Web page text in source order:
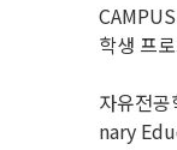
학생 프
자유전
nary